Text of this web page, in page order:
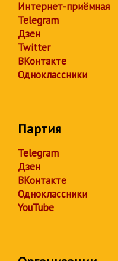
Интернет-приёмная
Telegram
Дзен
Twitter
ВКонтакте
Одноклассники
Партия
Telegram
Дзен
ВКонтакте
Одноклассники
YouTube